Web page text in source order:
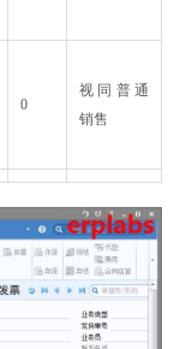
0
视同普通
销售